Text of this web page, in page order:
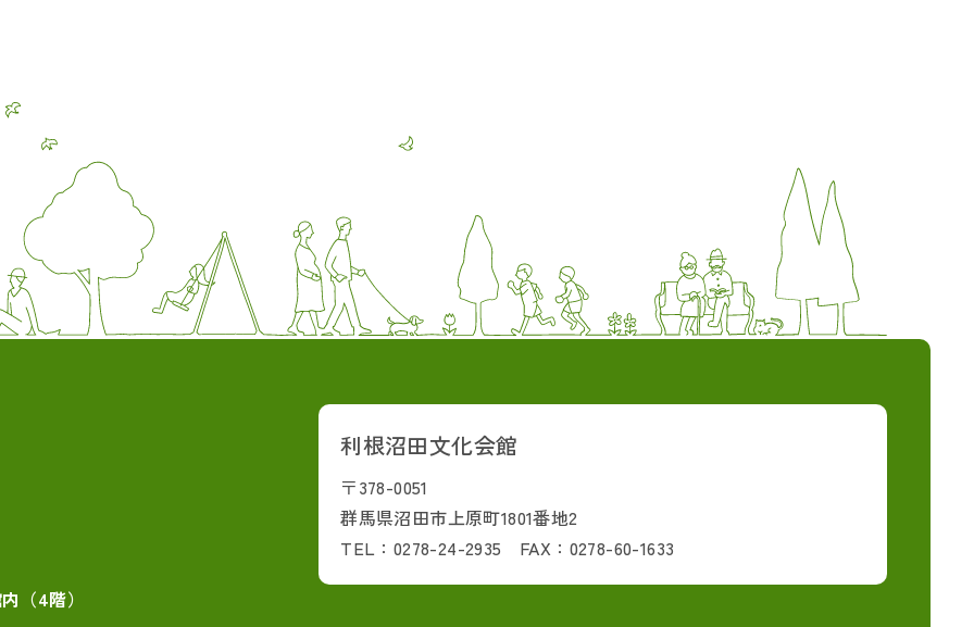
（4階）
利根沼田文化会館
〒378-0051
群馬県沼田市上原町1801番地2
TEL：0278-24-2935 FAX：0278-60-1633